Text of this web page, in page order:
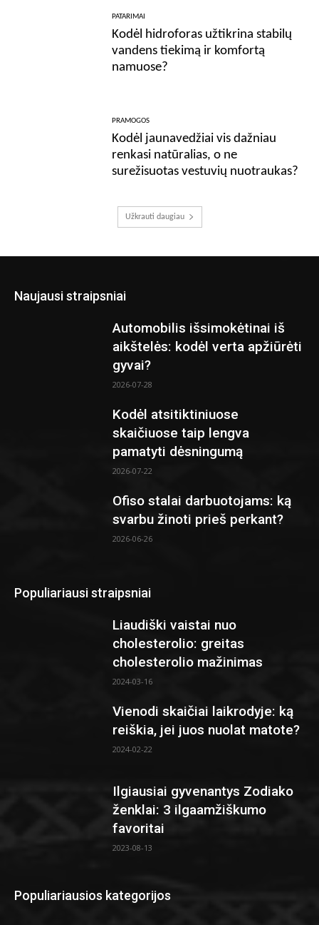
PATARIMAI
Kodėl hidroforas užtikrina stabilų
vandens tiekimą ir komfortą
namuose?
PRAMOGOS
Kodėl jaunavedžiai vis dažniau
renkasi natūralias, o ne
surežisuotas vestuvių nuotraukas?
Užkrauti daugiau
Naujausi straipsniai
Automobilis išsimokėtinai iš
aikštelės: kodėl verta apžiūrėti
gyvai?
2026-07-28
Kodėl atsitiktiniuose
skaičiuose taip lengva
pamatyti dėsningumą
2026-07-22
Ofiso stalai darbuotojams: ką
svarbu žinoti prieš perkant?
2026-06-26
Populiariausi straipsniai
Liaudiški vaistai nuo
cholesterolio: greitas
cholesterolio mažinimas
2024-03-16
Vienodi skaičiai laikrodyje: ką
reiškia, jei juos nuolat matote?
2024-02-22
Ilgiausiai gyvenantys Zodiako
ženklai: 3 ilgaamžiškumo
favoritai
2023-08-13
Populiariausios kategorijos